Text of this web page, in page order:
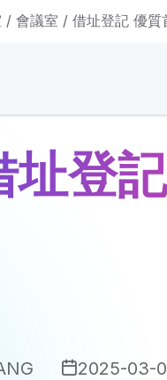
會議室 / 借址登記 優質
址登
2025-03-